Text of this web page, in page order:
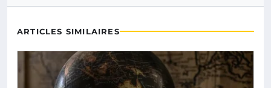
ARTICLES SIMILAIRES